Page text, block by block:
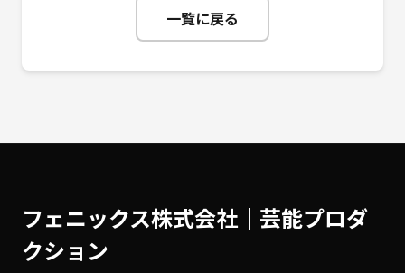
一覧に戻る
フェニックス株式会社│芸能プロダ
クション